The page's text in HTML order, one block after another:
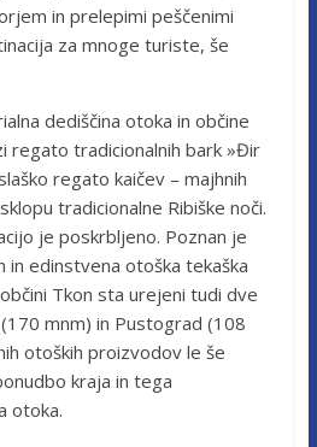
in prelepimi peščenimi
za mnoge turiste, še
dediščina otoka in občine
regato tradicionalnih bark »Đir
regato kaičev – majhnih
tradicionalne Ribiške noči.
je poskrbljeno. Poznan je
in edinstvena otoška tekaška
Tkon sta urejeni tudi dve
mnm) in Pustograd (108
otoških proizvodov le še
kraja in tega
otoka.